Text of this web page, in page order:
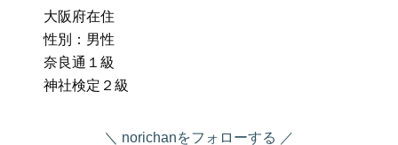
大阪府在住
性別：男性
奈良通１級
神社検定２級
norichanをフォローする